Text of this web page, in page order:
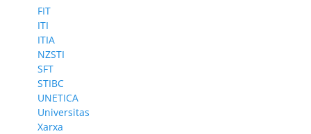
FIT
ITI
ITIA
NZSTI
SFT
STIBC
UNETICA
Universitas
Xarxa